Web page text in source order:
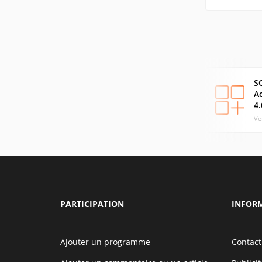
PARTICIPATION
Ajouter un programme
Contact